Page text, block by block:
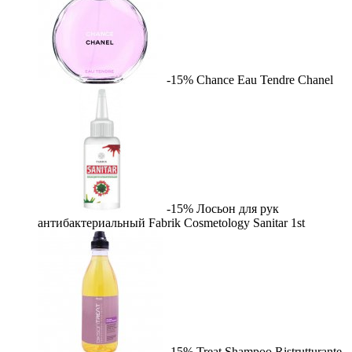
-15% Chance Eau Tendre Chanel
-15% Лосьон для рук
антибактериальный Fabrik Cosmetology Sanitar 1st